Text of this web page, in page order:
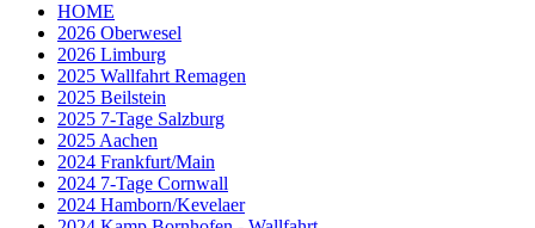
HOME
2026 Oberwesel
2026 Limburg
2025 Wallfahrt Remagen
2025 Beilstein
2025 7-Tage Salzburg
2025 Aachen
2024 Frankfurt/Main
2024 7-Tage Cornwall
2024 Hamborn/Kevelaer